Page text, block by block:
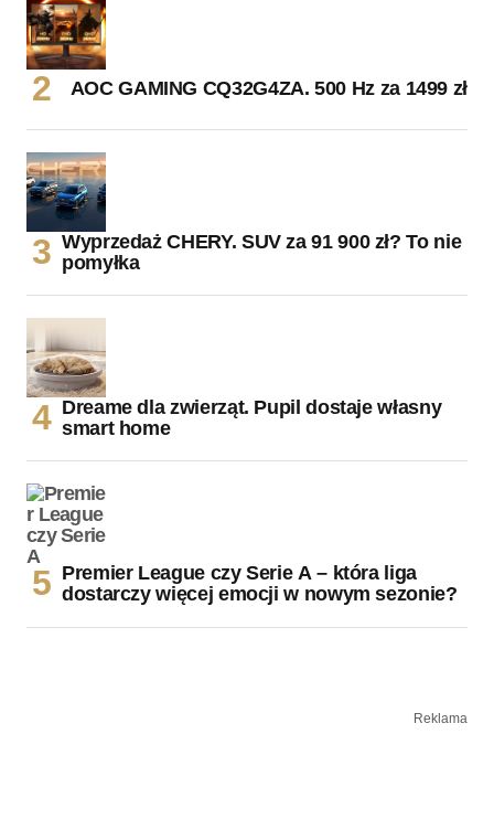
AOC GAMING CQ32G4ZA. 500 Hz za 1499 zł
Wyprzedaż CHERY. SUV za 91 900 zł? To nie
pomyłka
Dreame dla zwierząt. Pupil dostaje własny
smart home
Premier League czy Serie A – która liga
dostarczy więcej emocji w nowym sezonie?
Reklama